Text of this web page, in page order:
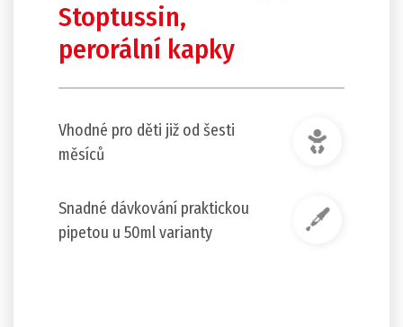
Stoptussin,
perorální kapky
Vhodné pro děti již od šesti
měsíců
Snadné dávkování praktickou
pipetou u 50ml varianty